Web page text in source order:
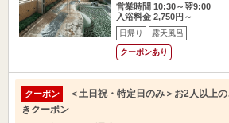
営業時間 10:30～翌9:00
入浴料金 2,750円～
日帰り 露天風呂
クーポンあり
クーポン
＜土日祝・特定日のみ＞お2人以上
きクーポン